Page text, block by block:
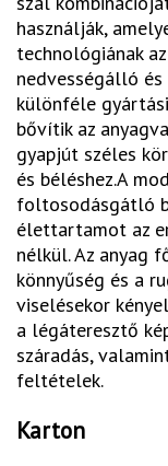
használják,
technológiának
nedvességálló és
különféle
bővítik az
gyapjút széles
és béléshez.A
foltosodásgátló
élettartamot az
nélkül. Az anyag
könnyűség és a
viselésekor
a légáteresztő
száradás,
feltételek.
Karton